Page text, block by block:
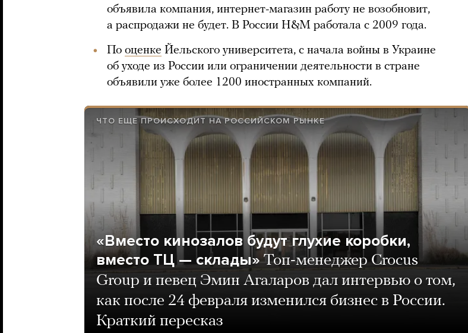
объявила компания, интернет-магазин работу не возобновит,
а распродажи не будет. В России H&M работала с 2009 года.
По оценке Йельского университета, с начала войны в Украине
об уходе из России или ограничении деятельности в стране
объявили уже более 1200 иностранных компаний.
ЧТО ЕЩЕ ПРОИСХОДИТ НА РОССИЙСКОМ РЫНКЕ
«Вместо кинозалов будут глухие коробки,
вместо ТЦ — склады» Топ-менеджер Crocus
Group и певец Эмин Агаларов дал интервью о том,
как после 24 февраля изменился бизнес в России.
Краткий пересказ